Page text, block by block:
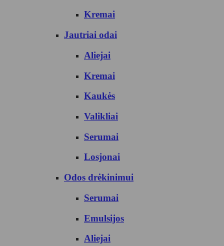
Kremai
Jautriai odai
Aliejai
Kremai
Kaukės
Valikliai
Serumai
Losjonai
Odos drėkinimui
Serumai
Emulsijos
Aliejai